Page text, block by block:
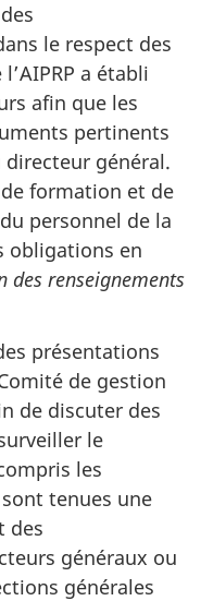
le respect des
a établi
afin que les
pertinents
général.
formation et de
personnel de la
obligations en
des renseignements
présentations
de gestion
de discuter des
le
les
tenues une
des
généraux ou
générales